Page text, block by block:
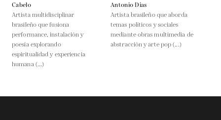
Cabelo
Artista multidisciplinar
brasileño que fusiona
performance, instalación y
poesía explorando
espiritualidad y experiencia
humana (...)
Antonio Dias
Artista brasileño que aborda
temas políticos y sociales
mediante obras multimedia de
abstracción y arte pop (...)